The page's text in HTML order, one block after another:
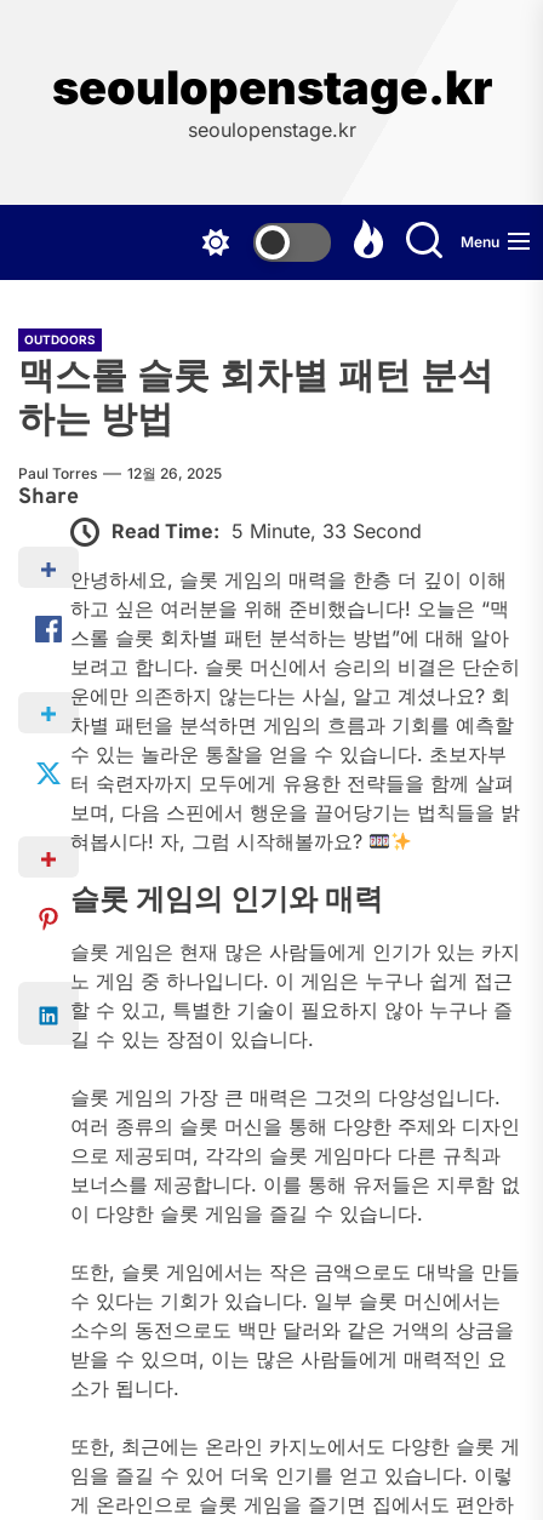
contentseoulopenstage.kr
seoulopenstage.kr
Menu
OUTDOORS
맥스롤 슬롯 회차별 패턴 분석
하는 방법
Paul Torres 12월 26, 2025
Share
Read Time: 5 Minute, 33 Second
안녕하세요, 슬롯 게임의 매력을 한층 더 깊이 이해
하고 싶은 여러분을 위해 준비했습니다! 오늘은 “맥
스롤 슬롯 회차별 패턴 분석하는 방법”에 대해 알아
보려고 합니다. 슬롯 머신에서 승리의 비결은 단순히
운에만 의존하지 않는다는 사실, 알고 계셨나요? 회
차별 패턴을 분석하면 게임의 흐름과 기회를 예측할
수 있는 놀라운 통찰을 얻을 수 있습니다. 초보자부
터 숙련자까지 모두에게 유용한 전략들을 함께 살펴
보며, 다음 스핀에서 행운을 끌어당기는 법칙들을 밝
혀봅시다! 자, 그럼 시작해볼까요?
슬롯 게임의 인기와 매력
슬롯 게임은 현재 많은 사람들에게 인기가 있는 카지
노 게임 중 하나입니다. 이 게임은 누구나 쉽게 접근
할 수 있고, 특별한 기술이 필요하지 않아 누구나 즐
길 수 있는 장점이 있습니다.
슬롯 게임의 가장 큰 매력은 그것의 다양성입니다.
여러 종류의 슬롯 머신을 통해 다양한 주제와 디자인
으로 제공되며, 각각의 슬롯 게임마다 다른 규칙과
보너스를 제공합니다. 이를 통해 유저들은 지루함 없
이 다양한 슬롯 게임을 즐길 수 있습니다.
또한, 슬롯 게임에서는 작은 금액으로도 대박을 만들
수 있다는 기회가 있습니다. 일부 슬롯 머신에서는
소수의 동전으로도 백만 달러와 같은 거액의 상금을
받을 수 있으며, 이는 많은 사람들에게 매력적인 요
소가 됩니다.
또한, 최근에는 온라인 카지노에서도 다양한 슬롯 게
임을 즐길 수 있어 더욱 인기를 얻고 있습니다. 이렇
게 온라인으로 슬롯 게임을 즐기면 집에서도 편안하